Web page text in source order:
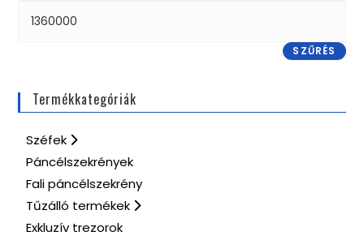
SZŰRÉS
Termékkategóriák
Széfek
Páncélszekrények
Fali páncélszekrény
Tűzálló termékek
Exkluzív trezorok